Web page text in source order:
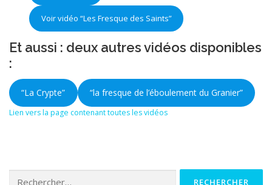
Voir vidéo “Les Fresque des Saints”
Et aussi : deux autres vidéos disponibles
:
“La Crypte” “la fresque de l’éboulement du Granier”
Lien vers la page contenant toutes les vidéos